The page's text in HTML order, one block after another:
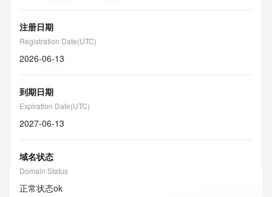
注册日期
Registration Date(UTC)
2026-06-13
到期日期
Expiration Date(UTC)
2027-06-13
域名状态
Domain Status
正常状态ok